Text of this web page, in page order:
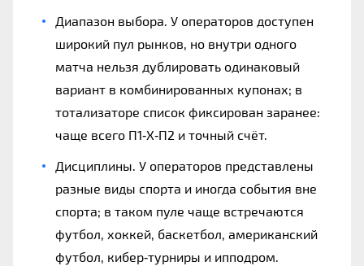
Диапазон выбора. У операторов доступен
широкий пул рынков, но внутри одного
матча нельзя дублировать одинаковый
вариант в комбинированных купонах; в
тотализаторе список фиксирован заранее:
чаще всего П1‑Х‑П2 и точный счёт.
Дисциплины. У операторов представлены
разные виды спорта и иногда события вне
спорта; в таком пуле чаще встречаются
футбол, хоккей, баскетбол, американский
футбол, кибер‑турниры и ипподром.